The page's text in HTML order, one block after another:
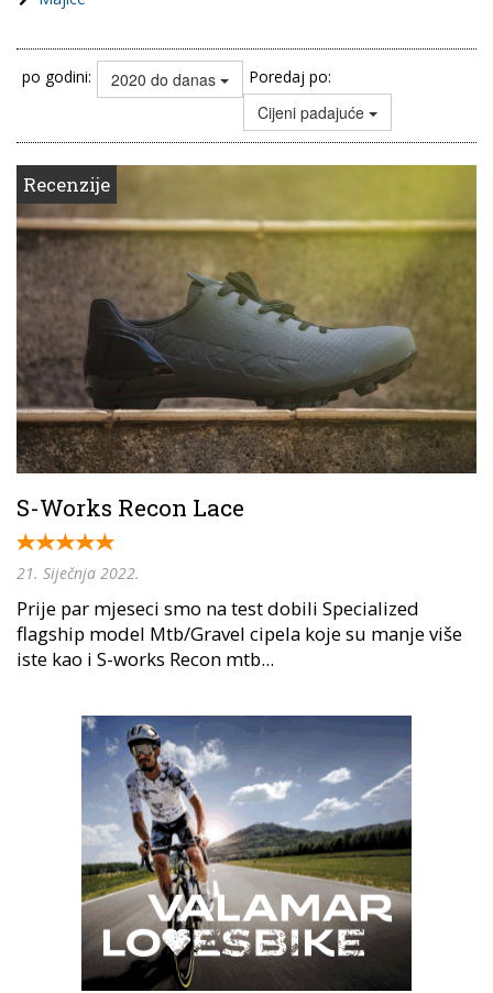
po godini: 2020 do danas Poredaj po:
Cijeni padajuće
Recenzije
S-Works Recon Lace
21. Siječnja 2022.
Prije par mjeseci smo na test dobili Specialized
flagship model Mtb/Gravel cipela koje su manje više
iste kao i S-works Recon mtb...